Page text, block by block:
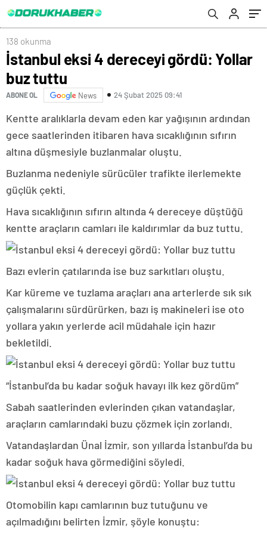
138 okunma
İstanbul eksi 4 dereceyi gördü: Yollar
buz tuttu
ABONE OL News 24 Şubat 2025 09:41
Kentte aralıklarla devam eden kar yağışının ardından
gece saatlerinden itibaren hava sıcaklığının sıfırın
altına düşmesiyle buzlanmalar oluştu.
Buzlanma nedeniyle sürücüler trafikte ilerlemekte
güçlük çekti.
Hava sıcaklığının sıfırın altında 4 dereceye düştüğü
kentte araçların camları ile kaldırımlar da buz tuttu.
Bazı evlerin çatılarında ise buz sarkıtları oluştu.
Kar küreme ve tuzlama araçları ana arterlerde sık sık
çalışmalarını sürdürürken, bazı iş makineleri ise oto
yollara yakın yerlerde acil müdahale için hazır
bekletildi.
“İstanbul’da bu kadar soğuk havayı ilk kez gördüm”
Sabah saatlerinden evlerinden çıkan vatandaşlar,
araçların camlarındaki buzu çözmek için zorlandı.
Vatandaşlardan Ünal İzmir, son yıllarda İstanbul’da bu
kadar soğuk hava görmediğini söyledi.
Otomobilin kapı camlarının buz tutuğunu ve
açılmadığını belirten İzmir, şöyle konuştu: